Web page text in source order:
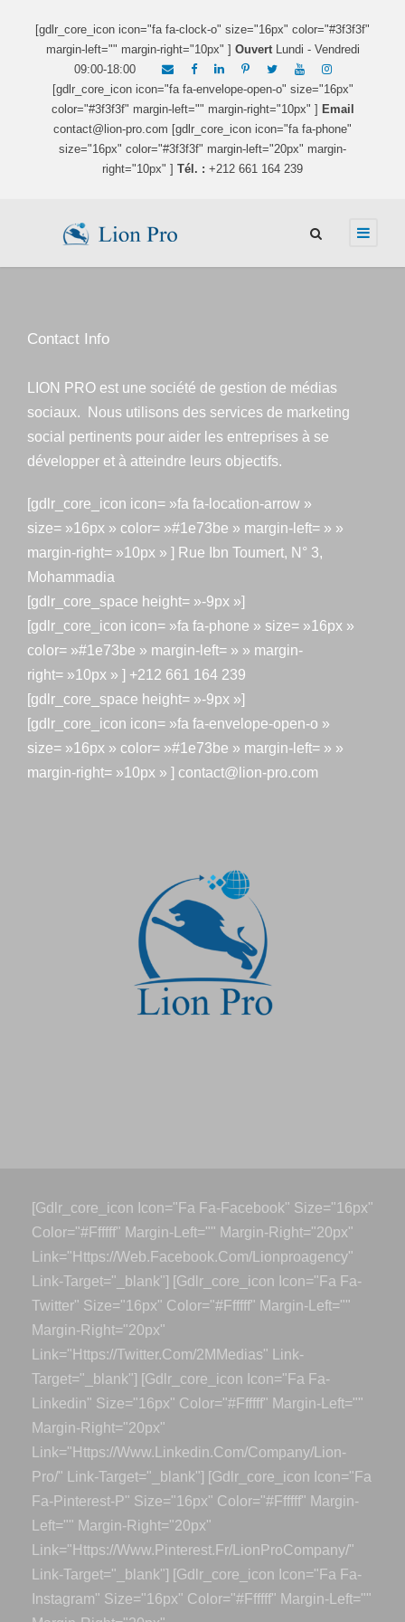
[gdlr_core_icon icon="fa fa-clock-o" size="16px" color="#3f3f3f"
margin-left="" margin-right="10px" ] OuvertLundi - Vendredi
09:00-18:00
[gdlr_core_icon icon="fa fa-envelope-open-o" size="16px"
color="#3f3f3f" margin-left="" margin-right="10px" ] Email
contact@lion-pro.com [gdlr_core_icon icon="fa fa-phone"
size="16px" color="#3f3f3f" margin-left="20px" margin-
right="10px" ] Tél. : +212 661 164 239
Contact Info
LION PRO est une société de gestion de médias
sociaux. Nous utilisons des services de marketing
social pertinents pour aider les entreprises à se
développer et à atteindre leurs objectifs.
[gdlr_core_icon icon= »fa fa-location-arrow »
size= »16px » color= »#1e73be » margin-left= » »
margin-right= »10px » ] Rue Ibn Toumert, N° 3,
Mohammadia
[gdlr_core_space height= »-9px »]
[gdlr_core_icon icon= »fa fa-phone » size= »16px »
color= »#1e73be » margin-left= » » margin-
right= »10px » ] +212 661 164 239
[gdlr_core_space height= »-9px »]
[gdlr_core_icon icon= »fa fa-envelope-open-o »
size= »16px » color= »#1e73be » margin-left= » »
margin-right= »10px » ] contact@lion-pro.com
[gdlr_core_icon Icon="fa Fa-Facebook" Size="16px"
Color="#ffffff" Margin-Left="" Margin-Right="20px"
Link="https://web.facebook.com/lionproagency"
Link-Target="_blank"] [gdlr_core_icon Icon="fa Fa-
Twitter" Size="16px" Color="#ffffff" Margin-Left=""
Margin-Right="20px"
Link="https://twitter.com/2MMedias" Link-
Target="_blank"] [gdlr_core_icon Icon="fa Fa-
Linkedin" Size="16px" Color="#ffffff" Margin-Left=""
Margin-Right="20px"
Link="https://www.linkedin.com/company/lion-
Pro/" Link-Target="_blank"] [gdlr_core_icon Icon="fa
Fa-Pinterest-P" Size="16px" Color="#ffffff" Margin-
Left="" Margin-Right="20px"
Link="https://www.pinterest.fr/LionProCompany/"
Link-Target="_blank"] [gdlr_core_icon Icon="fa Fa-
Instagram" Size="16px" Color="#ffffff" Margin-Left=""